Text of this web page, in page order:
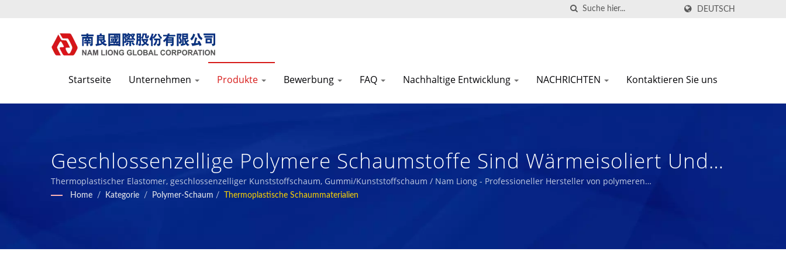
DEUTSCH
Startseite Unternehmen Produkte Bewerbung FAQ Nachhaltige Entwicklung NACHRICHTEN Kontaktieren Sie uns
Geschlossenzellige Polymere Schaumstoffe Sind Wärmeisoliert Und
Bieten Eine Gute Dämpfung. / Nam Liong - Professioneller Hersteller
Thermoplastischer Elastomer, geschlossenzelliger Kunststoffschaum, Gummi/Kunststoffschaum / Nam Liong - Professioneller Hersteller von polymeren
Schaumverbundstoffen.
Home / Kategorie / Polymer-Schaum / Thermoplastische Schaummaterialien